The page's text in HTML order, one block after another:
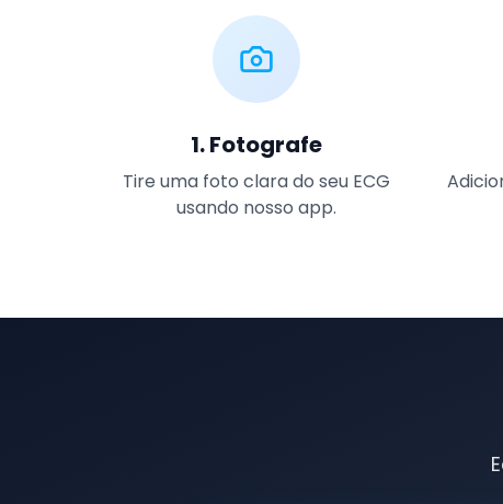
1. Fotografe
Tire uma foto clara do seu ECG
usando nosso app.